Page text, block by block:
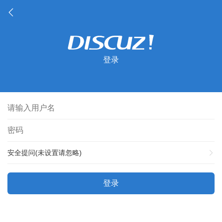
登录
安全提问(未设置请忽略)
登录